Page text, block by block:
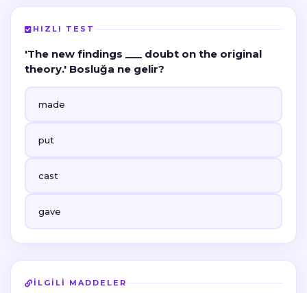
HIZLI TEST
'The new findings ___ doubt on the original
theory.' Bosluğa ne gelir?
made
put
cast
gave
İLGILI MADDELER